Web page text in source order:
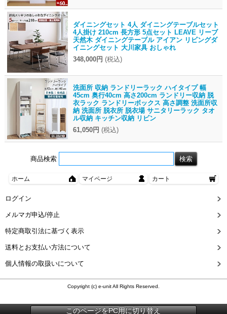
ダイニングセット 4人 ダイニングテーブルセット
4人掛け 210cm 長方形 5点セット LEAVE リーブ
天然木 ダイニングテーブル アイアン リビングダ
イニングセット 大川家具 おしゃれ
348,000円 (税込)
洗面所 収納 ランドリーラック ハイタイプ 幅
45cm 奥行40cm 高さ200cm ランドリー収納 脱
衣ラック ランドリーボックス 高さ調整 洗面所収
納 洗面所 脱衣所 脱衣場 サニタリーラック タオ
ル収納 キッチン収納 リビン
61,050円 (税込)
商品検索
ホーム マイページ カート
ログイン
メルマガ申込/停止
特定商取引法に基づく表示
送料とお支払い方法について
個人情報の取扱いについて
Copyright (c) e-unit All Rights Reserved.
このページをPC用に切り替え